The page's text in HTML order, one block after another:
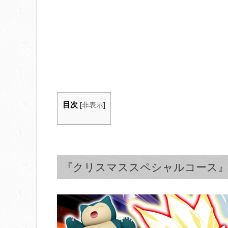
目次 [非表示]
『クリスマススペシャルコース